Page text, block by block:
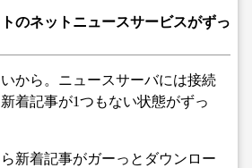
のネットニュースサービスがずっ
から。ニュースサーバには接続
着記事が1つもない状態がずっ
新着記事がガーっとダウンロー